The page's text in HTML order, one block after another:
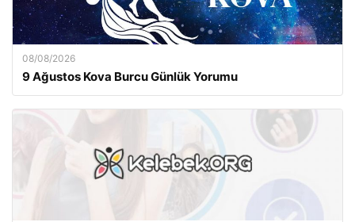
08/08/2026
9 Ağustos Kova Burcu Günlük Yorumu